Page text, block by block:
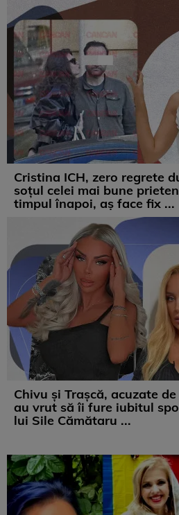
Cristina ICH, zero regrete
soțul celei mai bune
timpul înapoi, aș face fix ...
Chivu și Trașcă, acuzate
au vrut să îi fure iubitul
lui Sile Cămătaru ...